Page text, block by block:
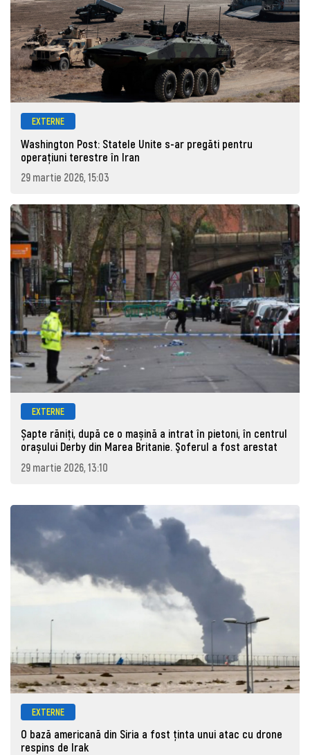
EXTERNE
Washington Post: Statele Unite s-ar pregăti pentru
operațiuni terestre în Iran
29 martie 2026, 15:03
EXTERNE
Șapte răniți, după ce o mașină a intrat în pietoni, în centrul
orașului Derby din Marea Britanie. Şoferul a fost arestat
29 martie 2026, 13:10
EXTERNE
O bază americană din Siria a fost ținta unui atac cu drone
respins de Irak